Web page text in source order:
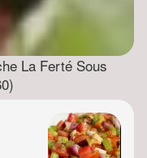
La Ferté Sous